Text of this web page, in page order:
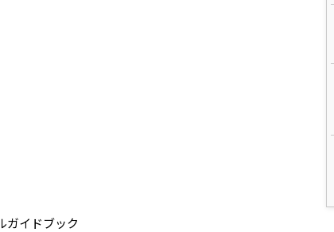
イドブック